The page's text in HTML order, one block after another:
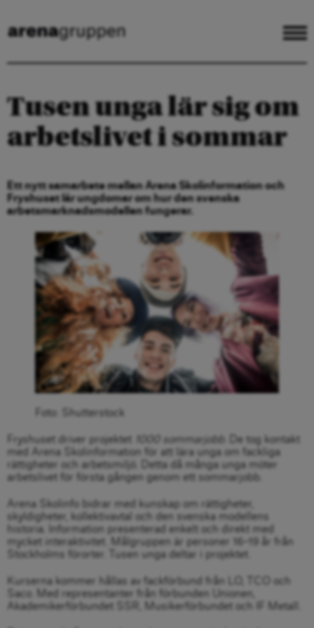
Tusen unga lär sig om
arbetslivet i sommar
Ett nytt samarbete mellan Arena Skolinformation och
Fryshuset lär ungdomar om hur den svenska
arbetsmarknadsmodellen fungerar.
Foto: Shutterstock
Fryshuset driver projektet 1000 sommarjobb
. De tog kontakt
med Arena Skolinformation för att lära unga om fackliga
rättigheter och arbetsmiljö. Detta då många unga möter
arbetslivet för första gången genom ett sommarjobb.
Arena Skolinfo bidrar med kunskap om rättigheter,
skyldigheter, kollektivavtal och den svenska modellens
historia. Information presenterad enkelt och direkt med
mycket interaktivitet. Målgruppen är personer 16–19 år från
Stockholms förorter. Tusen unga deltar i projektet.
Kurserna kommer hållas av fackförbund från LO, TCO och
Saco. Med representanter från förbunden Unionen,
Akademikerförbundet SSR, Musikerförbundet och IF Metall.